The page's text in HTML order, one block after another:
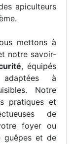
apiculteurs
mettons à
notre savoir-
, équipés
à
Notre
pratiques et
de
foyer ou
guêpes et de